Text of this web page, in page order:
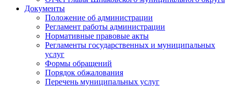
Документы
Положение об администрации
Регламент работы администрации
Нормативные правовые акты
Регламенты государственных и муниципальных
услуг
Формы обращений
Порядок обжалования
Перечень муниципальных услуг